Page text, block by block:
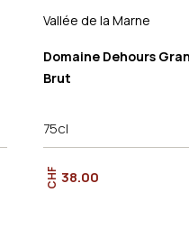
Vallée de la Marne
Domaine Dehours
Brut
75cl
CHF 38.00